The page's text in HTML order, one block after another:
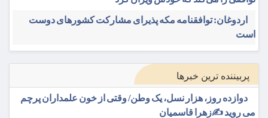
اردوغان: توافقنامه مکه پذیرای مشارکت کشورهای دوست
است
پربیننده ترین خبرها
دوازده روز، هزار نسل، یک وطن/ وقتی از خون علمداران پرچم
می روید ✍️زهرا قاسمیان